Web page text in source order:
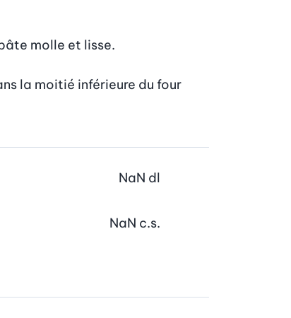
molle et lisse.
la moitié inférieure du four
NaN dl
NaN c.s.